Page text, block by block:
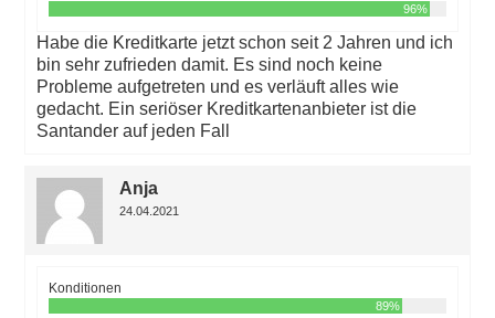
96%
Habe die Kreditkarte jetzt schon seit 2 Jahren und ich
bin sehr zufrieden damit. Es sind noch keine
Probleme aufgetreten und es verläuft alles wie
gedacht. Ein seriöser Kreditkartenanbieter ist die
Santander auf jeden Fall
Anja
24.04.2021
Konditionen
89%